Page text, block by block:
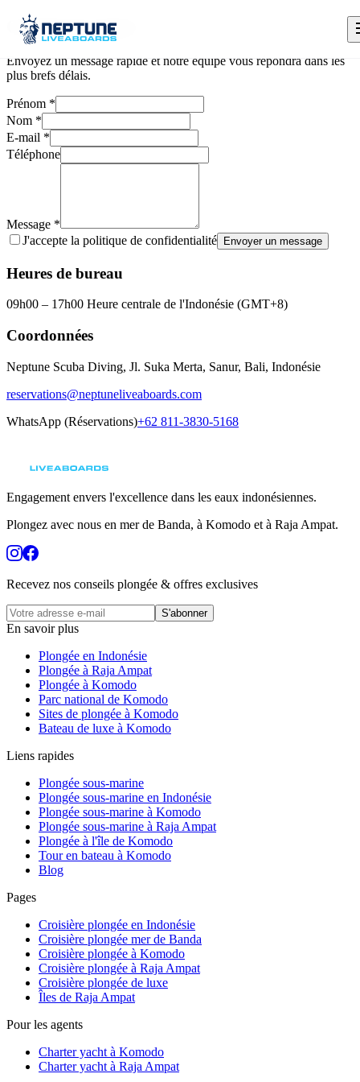
Contactez-nous !
Envoyez un message rapide et notre équipe vous répondra dans les
plus brefs délais.
Prénom *
Nom *
E-mail *
Téléphone
Message *
J'accepte la politique de confidentialité
Envoyer un message
Heures de bureau
09h00 – 17h00 Heure centrale de l'Indonésie (GMT+8)
Coordonnées
Neptune Scuba Diving, Jl. Suka Merta, Sanur, Bali, Indonésie
reservations@neptuneliveaboards.com
WhatsApp (Réservations)+62 811-3830-5168
Engagement envers l'excellence dans les eaux indonésiennes.
Plongez avec nous en mer de Banda, à Komodo et à Raja Ampat.
Recevez nos conseils plongée & offres exclusives
S'abonner
En savoir plus
Plongée en Indonésie
Plongée à Raja Ampat
Plongée à Komodo
Parc national de Komodo
Sites de plongée à Komodo
Bateau de luxe à Komodo
Liens rapides
Plongée sous-marine
Plongée sous-marine en Indonésie
Plongée sous-marine à Komodo
Plongée sous-marine à Raja Ampat
Plongée à l'île de Komodo
Tour en bateau à Komodo
Blog
Pages
Croisière plongée en Indonésie
Croisière plongée mer de Banda
Croisière plongée à Komodo
Croisière plongée à Raja Ampat
Croisière plongée de luxe
Îles de Raja Ampat
Pour les agents
Charter yacht à Komodo
Charter yacht à Raja Ampat